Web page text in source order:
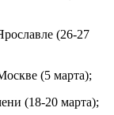
(26-27
(5 марта);
(18-20 марта);